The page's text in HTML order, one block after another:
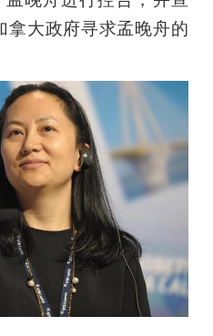
拿大政府寻求孟晚舟的